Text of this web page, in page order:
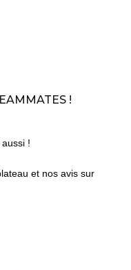
!
!
et nos avis sur